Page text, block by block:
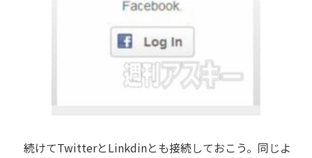
続けてTwitterとLinkdinとも接続しておこう。同じよ